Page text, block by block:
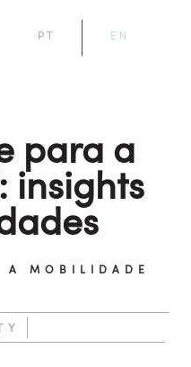
PT EN
para a
insights
A MOBILIDADE